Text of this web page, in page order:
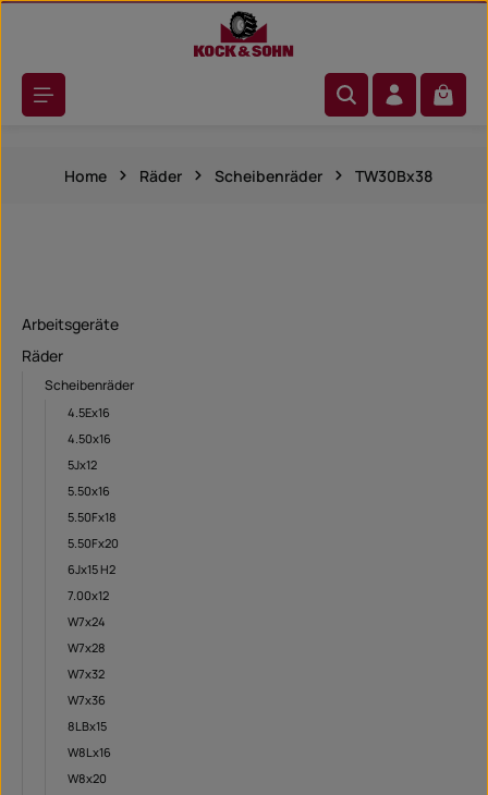
Home Räder Scheibenräder TW30Bx38
Arbeitsgeräte
Räder
Scheibenräder
4.5Ex16
4.50x16
5Jx12
5.50x16
5.50Fx18
5.50Fx20
6Jx15 H2
7.00x12
W7x24
W7x28
W7x32
W7x36
8LBx15
W8Lx16
W8x20